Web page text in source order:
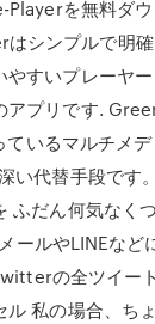
を無料ダウ
シンプルで明
やすいプレーヤ
アプリです.
いるマルチメ
い代替手段です
ふだん何気なく
ールやLINEなど
の全ツイー
ル 私の場合、ち